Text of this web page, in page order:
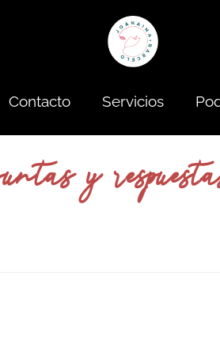
Contacto Servicios
y